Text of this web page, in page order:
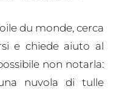
du monde, cerca
e chiede aiuto al
non notarla:
nuvola di tulle